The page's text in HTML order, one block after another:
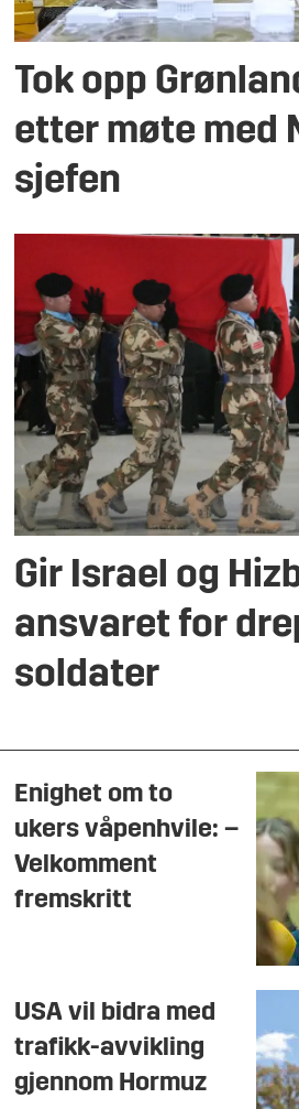
Tok opp
etter møte med
sjefen
Gir Israel og
ansvaret for
soldater
Enighet om to
ukers våpenhvile: –
Velkomment
fremskritt
USA vil bidra med
trafikk-avvikling
gjennom Hormuz